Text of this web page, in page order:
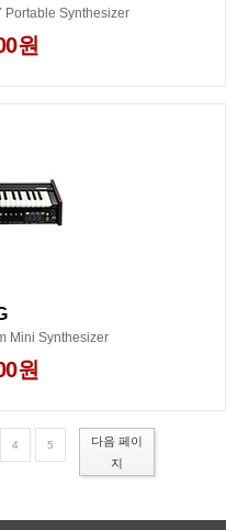
Portable Synthesizer
원
Mini Synthesizer
원
4 5
다음 페이
지